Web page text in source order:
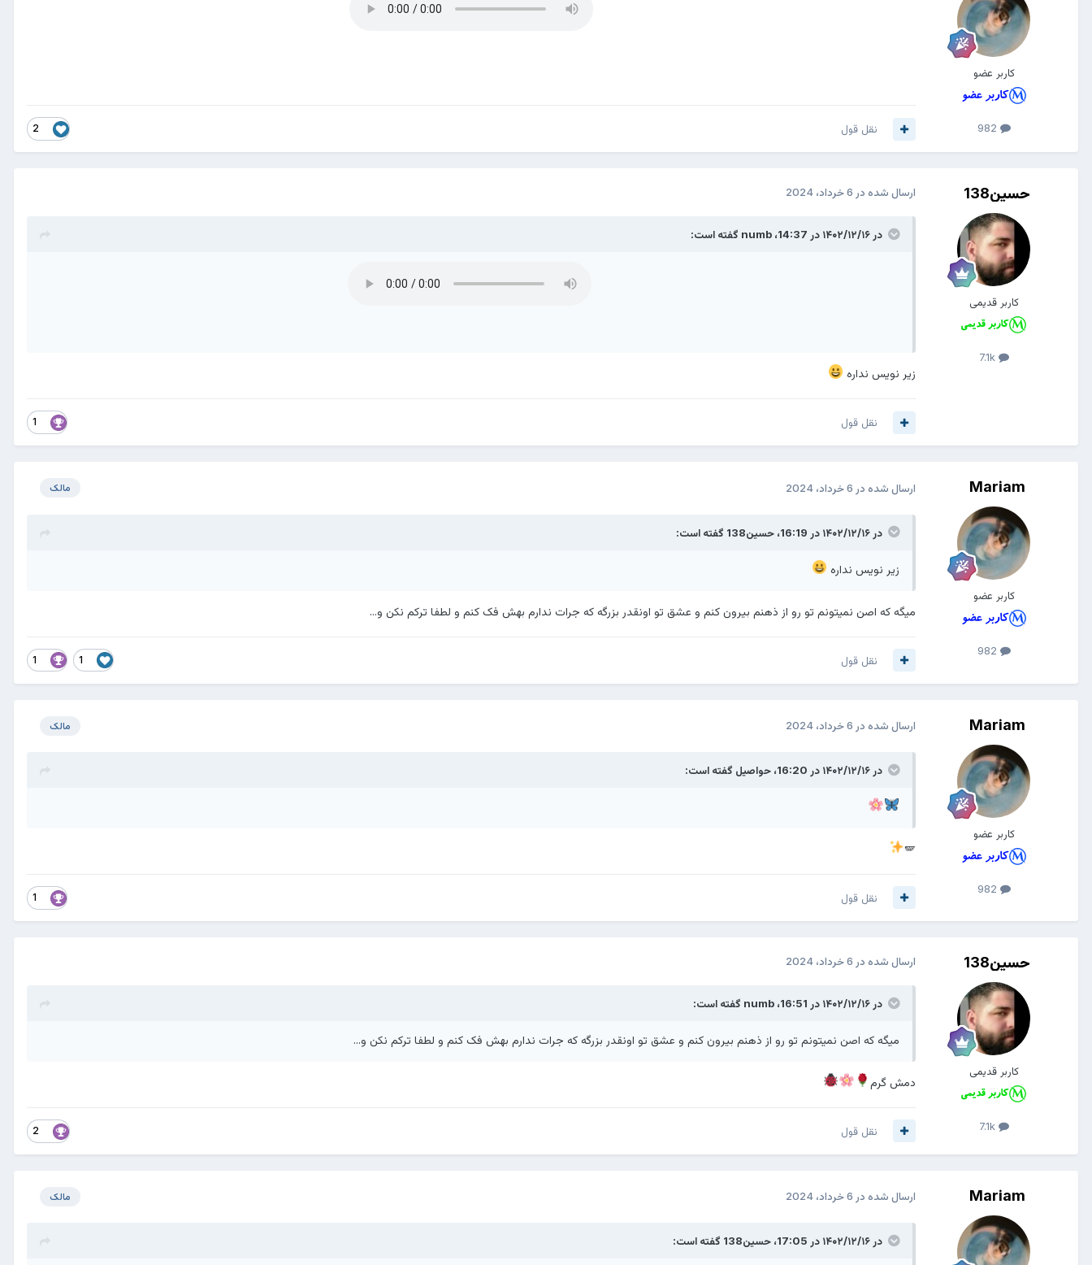
کاربر عضو
2 نقل قول
حسین138
کاربر قدیمی
7.1k
ارسال شده در 6 خرداد، 2024
در ۱۴۰۲/۱۲/۱۶ در 14:37، numb گفته است:
زیر نویس نداره
1 نقل قول
Mariam
کاربر عضو
مالک ارسال شده در 6 خرداد، 2024
در ۱۴۰۲/۱۲/۱۶ در 16:19، حسین138 گفته است:
زیر نویس نداره
میگه که اصن نمیتونم تو رو از ذهنم بیرون کنم و عشق تو اونقدر بزرگه که جرات ندارم بهش فک کنم و لطفا ترکم نکن و...
1
1 نقل قول
Mariam
کاربر عضو
مالک ارسال شده در 6 خرداد، 2024
در ۱۴۰۲/۱۲/۱۶ در 16:20، حواصیل گفته است:
🪽
1 نقل قول
حسین138
کاربر قدیمی
7.1k
ارسال شده در 6 خرداد، 2024
در ۱۴۰۲/۱۲/۱۶ در 16:51، numb گفته است:
میگه که اصن نمیتونم تو رو از ذهنم بیرون کنم و عشق تو اونقدر بزرگه که جرات ندارم بهش فک کنم و لطفا ترکم نکن و...
دمش گرم
2 نقل قول
Mariam مالک ارسال شده در 6 خرداد، 2024
در ۱۴۰۲/۱۲/۱۶ در 17:05، حسین138 گفته است: